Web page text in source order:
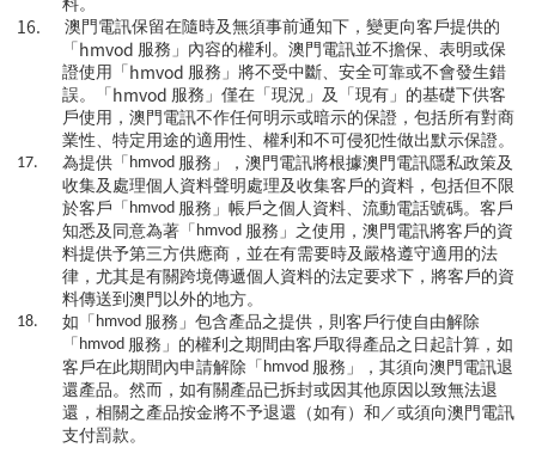
料。
16.
澳門電訊保留在隨時及無須事前通知下，變更向客戶提供的
「 hmvod 服務」內容的權利。澳門電訊並不擔保、表明或保
證使用「 hmvod 服務」將不受中斷、安全可靠或不會發生錯
誤。「 hmvod 服務」僅在「現況」及「現有」的基礎下供客
戶使用，澳門電訊不作任何明示或暗示的保證，包括所有對商
業性、特定用途的適用性、權利和不可侵犯性做出默示保證。
17.
為提供「 hmvod 服務」，澳門電訊將根據澳門電訊隱私政策及
收集及處理個人資料聲明處理及收集客戶的資料，包括但不限
於客戶「 hmvod 服務」帳戶之個人資料、流動電話號碼。客戶
知悉及同意為著「 hmvod 服務」之使用，澳門電訊將客戶的資
料提供予第三方供應商，並在有需要時及嚴格遵守適用的法
律，尤其是有關跨境傳遞個人資料的法定要求下，將客戶的資
料傳送到澳門以外的地方。
18.
如「 hmvod 服務」包含產品之提供，則客戶行使自由解除
「 hmvod 服務」的權利之期間由客戶取得產品之日起計算，如
客戶在此期間內申請解除「 hmvod 服務」，其須向澳門電訊退
還產品。然而，如有關產品已拆封或因其他原因以致無法退
還，相關之產品按金將不予退還（如有）和／或須向澳門電訊
支付罰款。